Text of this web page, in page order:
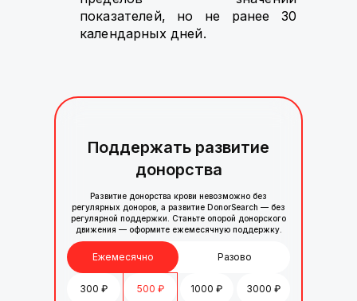
показателей, но не ранее 30
календарных дней.
Поддержать развитие
донорства
Развитие донорства крови невозможно без
регулярных доноров, а развитие DonorSearch — без
регулярной поддержки. Станьте опорой донорского
движения — оформите ежемесячную поддержку.
Ежемесячно Разово
300 ₽ 500 ₽ 1000 ₽ 3000 ₽